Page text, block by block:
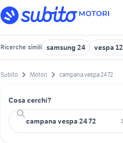
Ricerche simili samsung 24 vespa
Subito Motori campana vespa 24 72
Cosa cerchi?